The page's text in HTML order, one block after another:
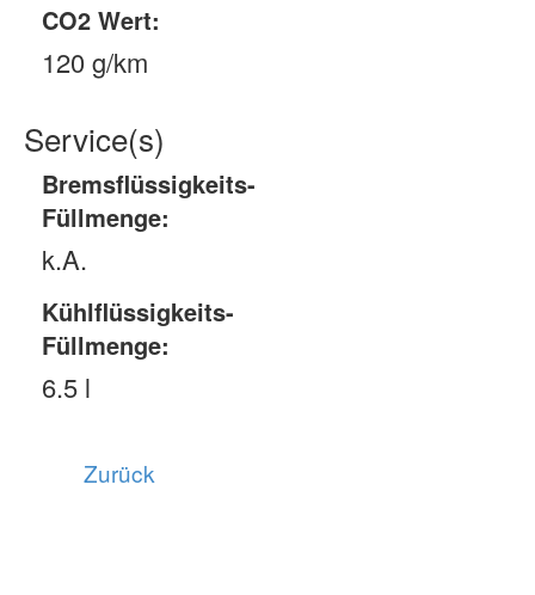
CO2 Wert:
120 g/km
Service(s)
Bremsflüssigkeits-
Füllmenge:
k.A.
Kühlflüssigkeits-
Füllmenge:
6.5 l
Zurück